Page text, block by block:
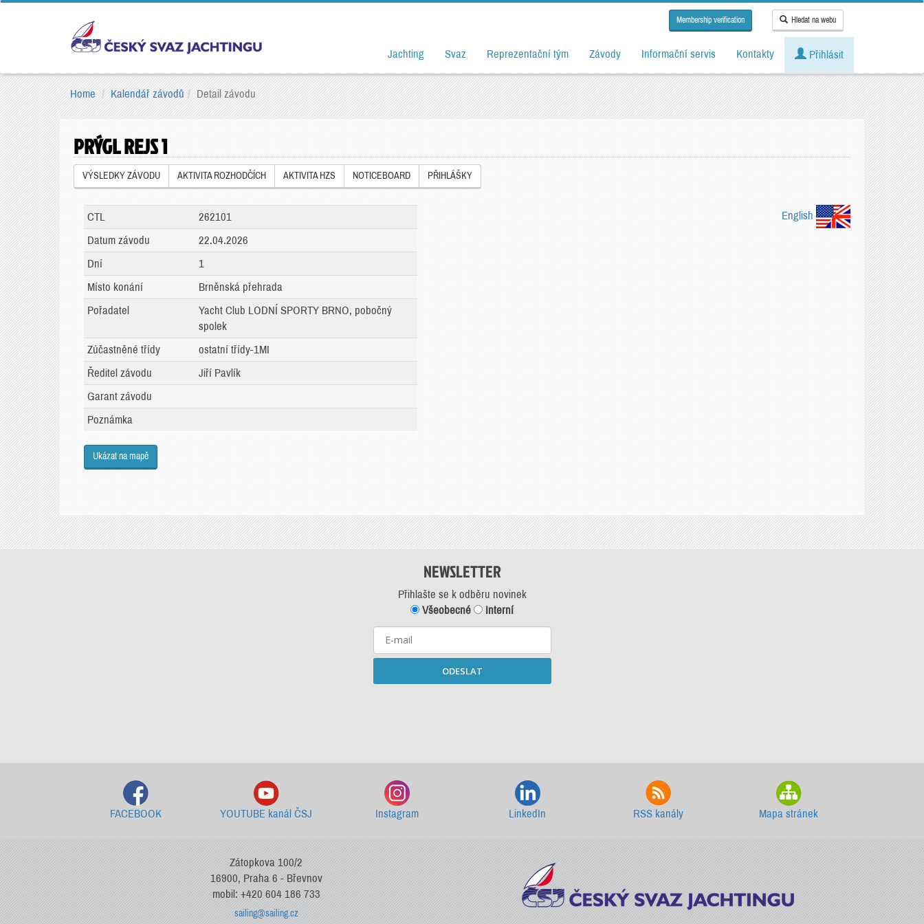
Membership verification Hledat na webu
Jachting Svaz Reprezentační tým Závody Informační servis Kontakty Přihlásit
Home Kalendář závodů Detail závodu
PRÝGL REJS 1
VÝSLEDKY ZÁVODU AKTIVITA ROZHODČÍCH AKTIVITA HZS NOTICEBOARD PŘIHLÁŠKY
English
CTL
262101
Datum závodu
22.04.2026
Dní
1
Místo konání
Brněnská přehrada
Pořadatel
Yacht Club LODNÍ SPORTY BRNO, pobočný
spolek
Zúčastněné třídy
ostatní třídy-1MI
Ředitel závodu
Jiří Pavlík
Garant závodu
Poznámka
Ukázat na mapě
NEWSLETTER
Přihlašte se k odběru novinek
Všeobecné
Interní
ODESLAT
FACEBOOK YOUTUBE kanál ČSJ Instagram LinkedIn RSS kanály Mapa stránek
Zátopkova 100/2
16900, Praha 6 - Břevnov
mobil: +420 604 186 733
sailing@sailing.cz